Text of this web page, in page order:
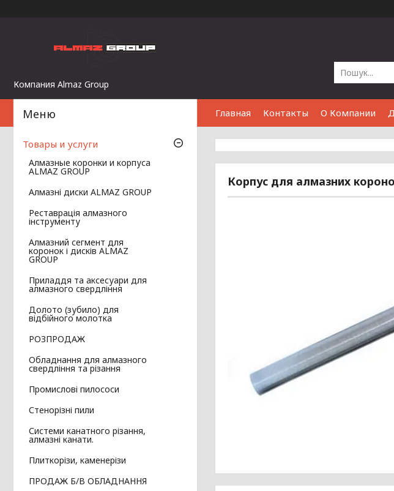
Компания Almaz Group
Главная Контакты О Компании
Корпус для алмазних
Товары и услуги
Алмазные коронки и корпуса
ALMAZ GROUP
Алмазні диски ALMAZ GROUP
Реставрація алмазного
інструменту
Алмазний сегмент для
коронок і дисків ALMAZ
GROUP
Приладдя та аксесуари для
алмазного свердління
Долото (зубило) для
відбійного молотка
РОЗПРОДАЖ
Обладнання для алмазного
свердління та різання
Промислові пилососи
Стенорізні пили
Системи канатного різання,
алмазні канати.
Плиткорізи, каменерізи
ПРОДАЖ Б/В ОБЛАДНАННЯ